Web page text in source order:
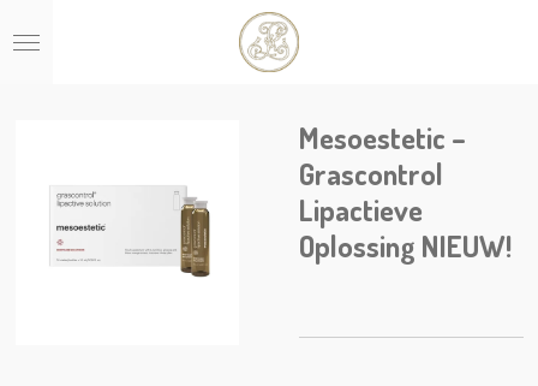
direct
Mesoestetic –
Grascontrol
Lipactieve
Oplossing NIEUW!